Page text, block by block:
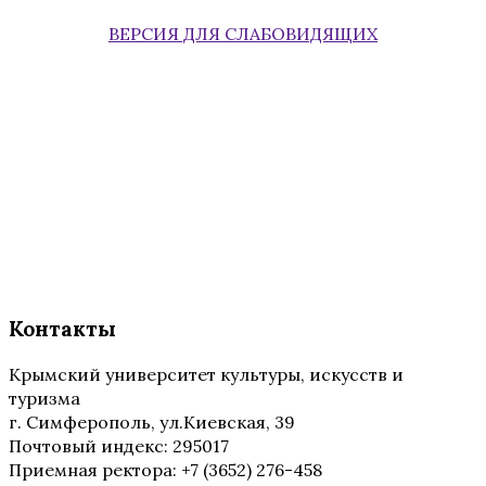
ВЕРСИЯ ДЛЯ СЛАБОВИДЯЩИХ
Контакты
Крымский университет культуры, искусств и
туризма
г. Симферополь, ул.Киевская, 39
Почтовый индекс: 295017
Приемная ректора: +7 (3652) 276-458